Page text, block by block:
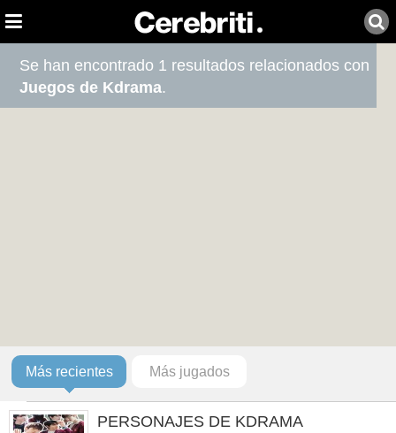
Se han encontrado 1 resultados relacionados con
Juegos de Kdrama.
Más recientes Más jugados
PERSONAJES DE KDRAMA